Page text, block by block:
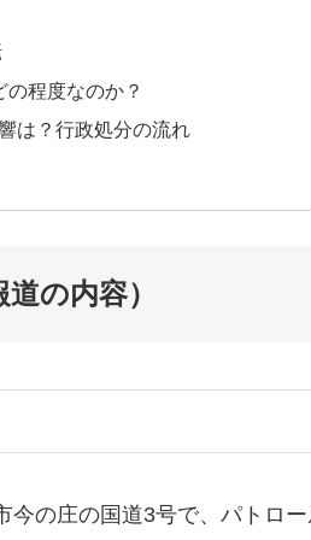
程度なのか？
は？行政処分の流れ
の内容）
の庄の国道3号で、パトロ